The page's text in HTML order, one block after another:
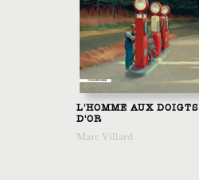
L'HOMME AUX DOIGTS
D'OR
Marc Villard